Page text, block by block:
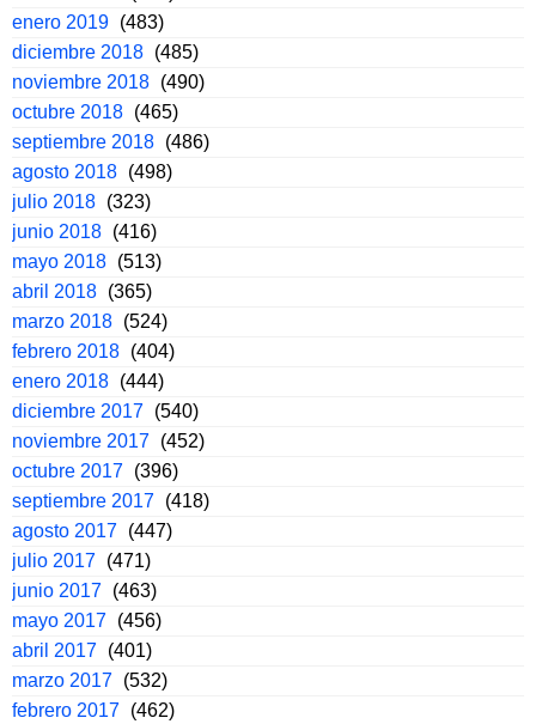
enero 2019 (483)
diciembre 2018 (485)
noviembre 2018 (490)
octubre 2018 (465)
septiembre 2018 (486)
agosto 2018 (498)
julio 2018 (323)
junio 2018 (416)
mayo 2018 (513)
abril 2018 (365)
marzo 2018 (524)
febrero 2018 (404)
enero 2018 (444)
diciembre 2017 (540)
noviembre 2017 (452)
octubre 2017 (396)
septiembre 2017 (418)
agosto 2017 (447)
julio 2017 (471)
junio 2017 (463)
mayo 2017 (456)
abril 2017 (401)
marzo 2017 (532)
febrero 2017 (462)